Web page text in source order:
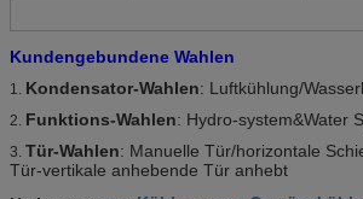
Kundengebundene Wahlen
1. Kondensator-Wahlen: Luftkühlung/
2. Funktions-Wahlen: Hydro-system&Water
3. Tür-Wahlen: Manuelle Tür/horizontale
Tür-vertikale anhebende Tür anhebt